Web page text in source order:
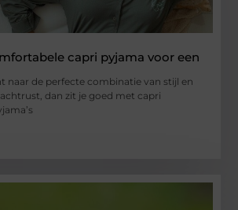
capri pyjama voor een
naar de perfecte combinatie van stijl en
dan zit je goed met capri